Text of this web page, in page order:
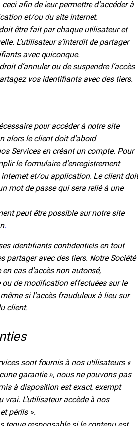
afin de leur permettre d’accéder à
et/ou du site internet.
être fait par chaque utilisateur et
L’utilisateur s’interdit de partager
avec quiconque.
d’annuler ou de suspendre l’accès
vos identifiants avec des tiers.
pour accéder à notre site
alors le client doit d’abord
Services en créant un compte. Pour
le formulaire d’enregistrement
et/ou application. Le client doit
mot de passe qui sera relié à une
peut être possible sur notre site
.
identifiants confidentiels en tout
partager avec des tiers. Notre Société
cas d’accès non autorisé,
ou de modification effectuées sur le
si l’accès frauduleux à lieu sur
client.
sont fournis à nos utilisateurs «
garantie », nous ne pouvons pas
à disposition est exact, exempt
vrai. L’utilisateur accède à nos
périls ».